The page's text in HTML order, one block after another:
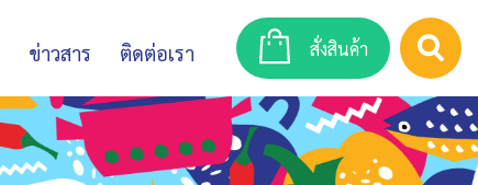
ข่าวสาร ติดต่อเรา สั่งสินค้า